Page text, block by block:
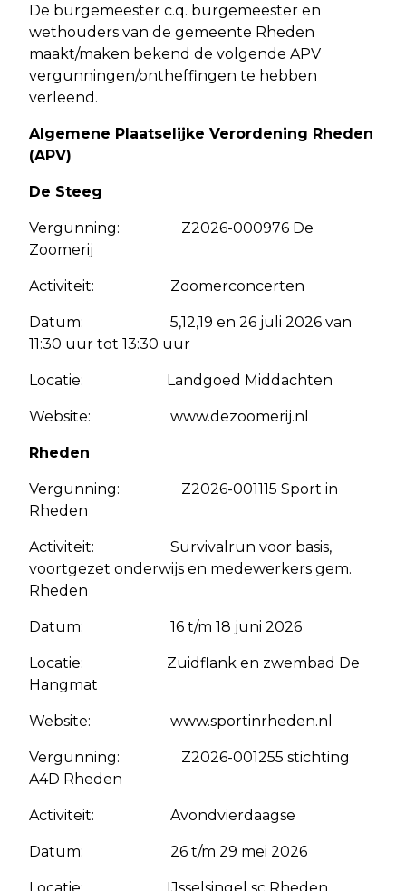
De burgemeester c.q. burgemeester en
wethouders van de gemeente Rheden
maakt/maken bekend de volgende APV
vergunningen/ontheffingen te hebben
verleend.
Algemene Plaatselijke Verordening Rheden
(APV)
De Steeg
Vergunning: Z2026-000976 De
Zoomerij
Activiteit: Zoomerconcerten
Datum: 5,12,19 en 26 juli 2026 van
11:30 uur tot 13:30 uur
Locatie: Landgoed Middachten
Website: www.dezoomerij.nl
Rheden
Vergunning: Z2026-001115 Sport in
Rheden
Activiteit: Survivalrun voor basis,
voortgezet onderwijs en medewerkers gem.
Rheden
Datum: 16 t/m 18 juni 2026
Locatie: Zuidflank en zwembad De
Hangmat
Website: www.sportinrheden.nl
Vergunning: Z2026-001255 stichting
A4D Rheden
Activiteit: Avondvierdaagse
Datum: 26 t/m 29 mei 2026